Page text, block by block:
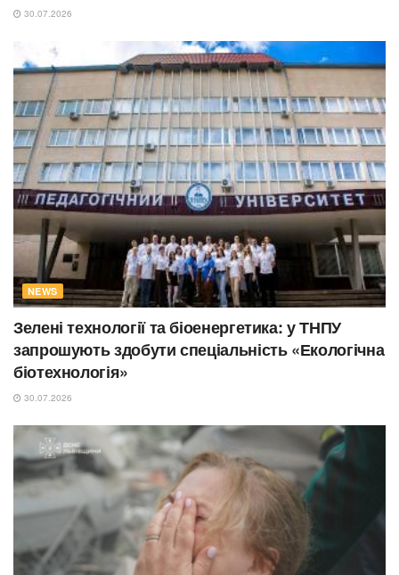
30.07.2026
NEWS
Зелені технології та біоенергетика: у ТНПУ
запрошують здобути спеціальність «Екологічна
біотехнологія»
30.07.2026